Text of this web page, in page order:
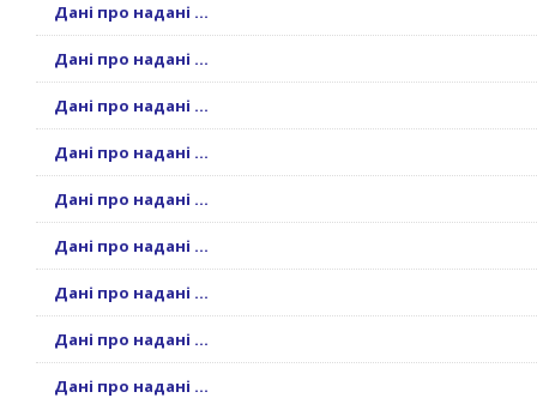
Дані про надані ...
Дані про надані ...
Дані про надані ...
Дані про надані ...
Дані про надані ...
Дані про надані ...
Дані про надані ...
Дані про надані ...
Дані про надані ...